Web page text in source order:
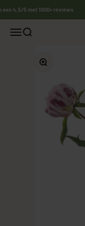
een 4,5/5 met 1000+ reviews
Navigatiemenu openen
Zoeken openen
In-/uitzoomen